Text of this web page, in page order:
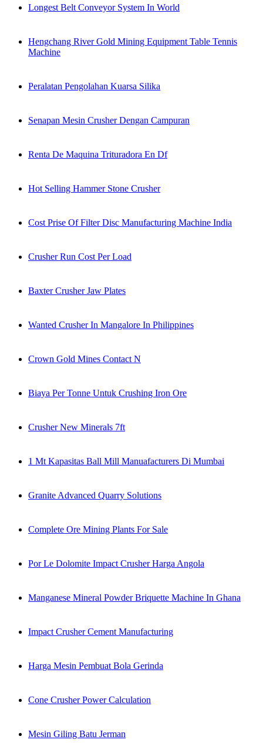
Longest Belt Conveyor System In World
Hengchang River Gold Mining Equipment Table Tennis
Machine
Peralatan Pengolahan Kuarsa Silika
Senapan Mesin Crusher Dengan Campuran
Renta De Maquina Trituradora En Df
Hot Selling Hammer Stone Crusher
Cost Prise Of Filter Disc Manufacturing Machine India
Crusher Run Cost Per Load
Baxter Crusher Jaw Plates
Wanted Crusher In Mangalore In Philippines
Crown Gold Mines Contact N
Biaya Per Tonne Untuk Crushing Iron Ore
Crusher New Minerals 7ft
1 Mt Kapasitas Ball Mill Manuafacturers Di Mumbai
Granite Advanced Quarry Solutions
Complete Ore Mining Plants For Sale
Por Le Dolomite Impact Crusher Harga Angola
Manganese Mineral Powder Briquette Machine In Ghana
Impact Crusher Cement Manufacturing
Harga Mesin Pembuat Bola Gerinda
Cone Crusher Power Calculation
Mesin Giling Batu Jerman